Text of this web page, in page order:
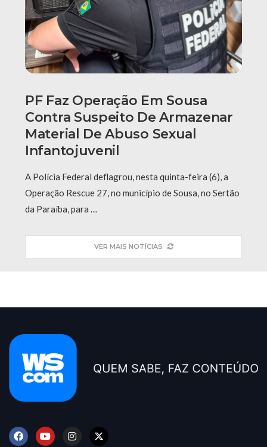
PF Faz Operação Em Sousa
Contra Suspeito De Armazenar
Material De Abuso Sexual
Infantojuvenil
A Polícia Federal deflagrou, nesta quinta-feira (6), a
Operação Rescue 27, no município de Sousa, no Sertão
da Paraíba, para …
VER MAIS NOTÍCIAS